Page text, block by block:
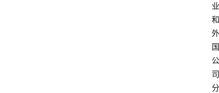
业
和
外
国
公
司
分